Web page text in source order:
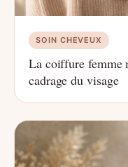
SOIN CHEVEUX
La coiffure femme
cadrage du visage